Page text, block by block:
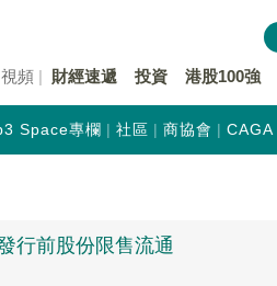
視頻 財經速遞 投資 港股100強
Space專欄 社區 商協會 CAGA
行前股份限售流通